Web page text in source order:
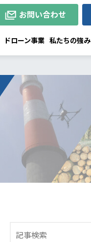
ドローン事業 私たちの強み
お問い合わせ